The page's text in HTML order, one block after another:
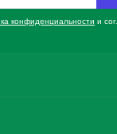
конфиденциальности и